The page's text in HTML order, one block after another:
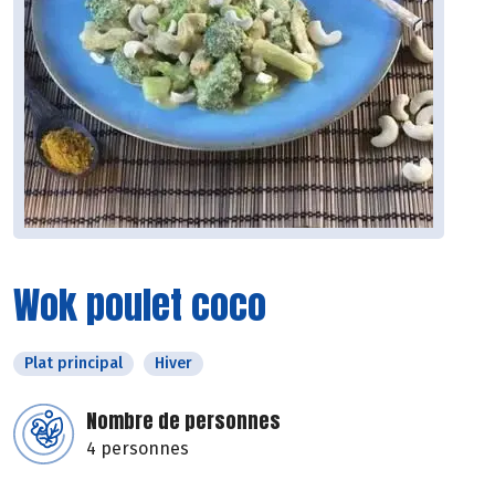
Wok poulet coco
Plat principal Hiver
Nombre de personnes
4 personnes